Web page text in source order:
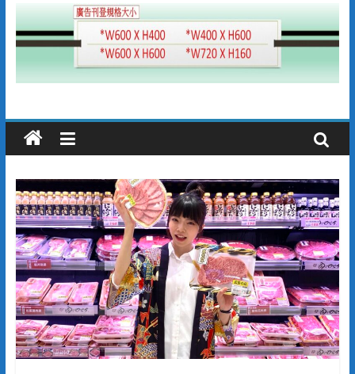
電動擔架床
中正地下道排水溝夜間清淤 水
利局:請用路人減速慢行